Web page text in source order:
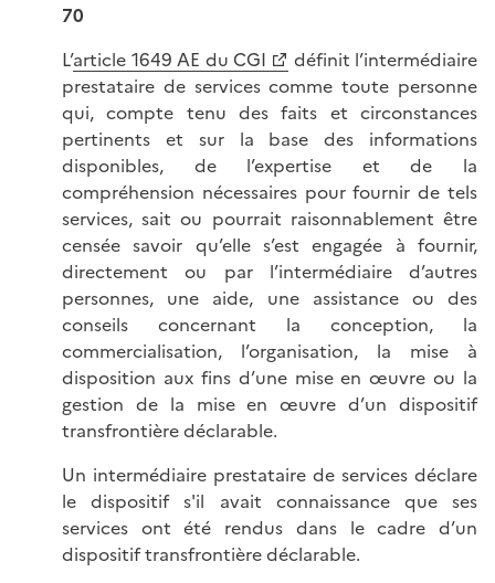
70
L’article 1649 AE du CGI
définit l’intermédiaire
prestataire de services comme toute personne
qui, compte tenu des faits et circonstances
pertinents et sur la base des informations
disponibles, de l’expertise et de la
compréhension nécessaires pour fournir de tels
services, sait ou pourrait raisonnablement être
censée savoir qu’elle s’est engagée à fournir,
directement ou par l’intermédiaire d’autres
personnes, une aide, une assistance ou des
conseils concernant la conception, la
commercialisation, l’organisation, la mise à
disposition aux fins d’une mise en œuvre ou la
gestion de la mise en œuvre d’un dispositif
transfrontière déclarable.
Un intermédiaire prestataire de services déclare
le dispositif s'il avait connaissance que ses
services ont été rendus dans le cadre d’un
dispositif transfrontière déclarable.